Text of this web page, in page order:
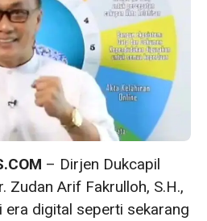
– Dirjen Dukcapil
Zudan Arif Fakrulloh, S.H.,
era digital seperti sekarang